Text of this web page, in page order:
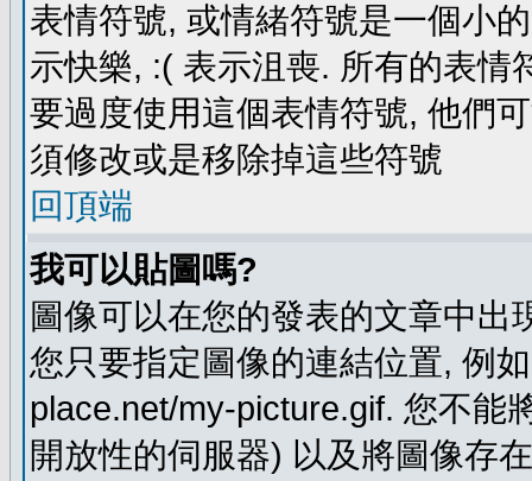
表情符號, 或情緒符號是一個小
示快樂, :( 表示沮喪. 所有的表情
要過度使用這個表情符號, 他們
須修改或是移除掉這些符號
回頂端
我可以貼圖嗎?
圖像可以在您的發表的文章中
您只要指定圖像的連結位置, 例
place.net/my-picture.gif. 您不能
開放性的伺服器) 以及將圖像存